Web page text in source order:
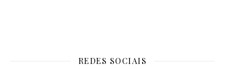
REDES SOCIAIS